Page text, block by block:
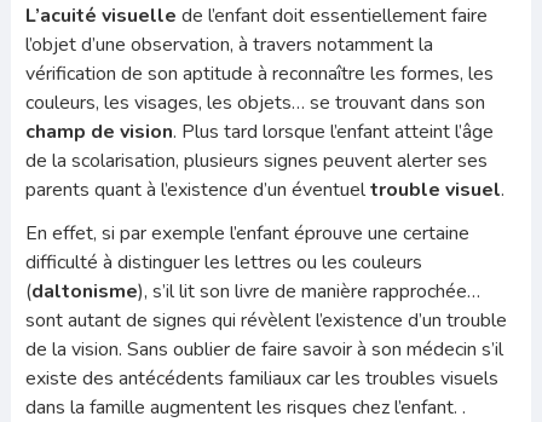
L’acuité visuelle de l’enfant doit essentiellement faire
l’objet d’une observation, à travers notamment la
vérification de son aptitude à reconnaître les formes, les
couleurs, les visages, les objets… se trouvant dans son
champ de vision. Plus tard lorsque l’enfant atteint l’âge
de la scolarisation, plusieurs signes peuvent alerter ses
parents quant à l’existence d’un éventueltrouble visuel.
En effet, si par exemple l’enfant éprouve une certaine
difficulté à distinguer les lettres ou les couleurs
(daltonisme), s’il lit son livre de manière rapprochée…
sont autant de signes qui révèlent l’existence d’un trouble
de la vision. Sans oublier de faire savoir à son médecin s’il
existe des antécédents familiaux car les troubles visuels
dans la famille augmentent les risques chez l’enfant. .